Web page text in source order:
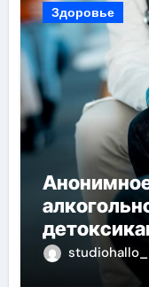
Здоровье
studiohallo_